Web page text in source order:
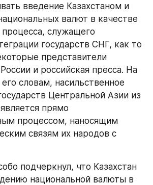
введение Казахстаном и
валют в качестве
служащего
государств СНГ, как то
представители
и российская пресса. На
словам, насильственное
Центральной Азии из
прямо
процессом, наносящим
связям их народов с
подчеркнул, что Казахстан
национальной валюты в